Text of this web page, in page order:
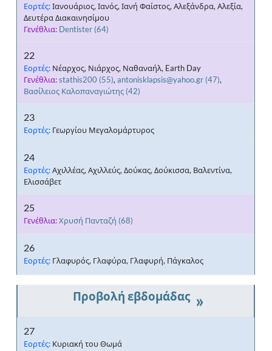
Εορτές:Ιανουάριος, Ιανός, Ιανή Φαίστος, Αλεξάνδρα, Αλεξία,
Δευτέρα Διακαινησίμου
Γενέθλια: Dentister (64)
22
Εορτές: Νέαρχος, Νιάρχος, Ναθαναήλ, Earth Day
Γενέθλια:stathis200 (55), antonisklapsis@yahoo.gr (47),
Βασίλειος Καλοπαναγιώτης (42)
23
Εορτές: Γεωργίου Μεγαλομάρτυρος
24
Εορτές:Αχιλλέας, Αχιλλεύς, Δούκας, Δούκισσα, Βαλεντίνα,
Ελισσάβετ
25
Γενέθλια:Χρυσή Πανταζή (68)
26
Εορτές: Γλαφυρός, Γλαφύρα, Γλαφυρή, Πάγκαλος
»
27
Εορτές: Κυριακή του Θωμά